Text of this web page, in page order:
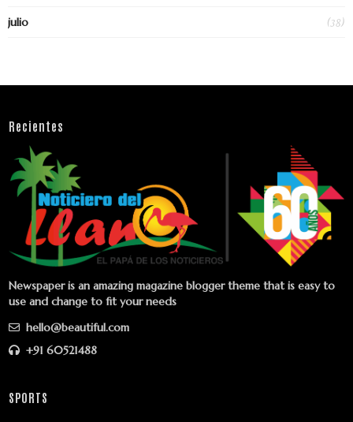
julio (38)
Recientes
Newspaper is an amazing magazine blogger theme that is easy to
use and change to fit your needs
hello@beautiful.com
+91 60521488
SPORTS